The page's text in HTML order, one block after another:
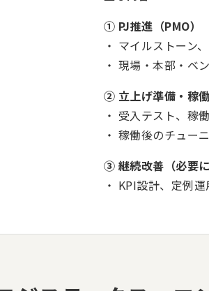
① PJ推進（PMO）
マイルストーン
現場・本部・ベ
② 立上げ準備・稼
受入テスト、稼
稼働後のチュー
③ 継続改善（必要に
KPI設計、定例